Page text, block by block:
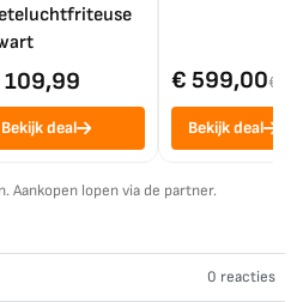
Bekijk deal
€ 599,00€
Bekijk deal
Aankopen lopen via de partner.
0 reacties